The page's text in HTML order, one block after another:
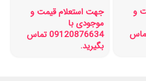
و
تماس
جهت استعلام قیمت و
موجودی با
09120876634 تماس
بگیرید.